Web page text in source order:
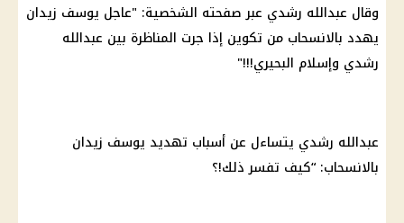
وقال عبدالله رشدي عبر صفحته الشخصية: "عاجل يوسف زيدان
يهدد بالانسحاب من تكوين إذا جرت المناظرة بين عبدالله
رشدي وإسلام البحيري!!!"
عبدالله رشدي يتساءل عن أسباب تهديد يوسف زيدان
بالانسحاب: “كيف تفسر ذلك!؟